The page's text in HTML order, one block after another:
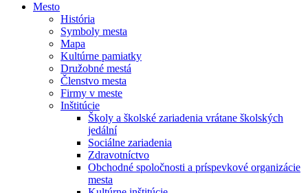
Mesto
História
Symboly mesta
Mapa
Kultúrne pamiatky
Družobné mestá
Členstvo mesta
Firmy v meste
Inštitúcie
Školy a školské zariadenia vrátane školských
jedální
Sociálne zariadenia
Zdravotníctvo
Obchodné spoločnosti a príspevkové organizácie
mesta